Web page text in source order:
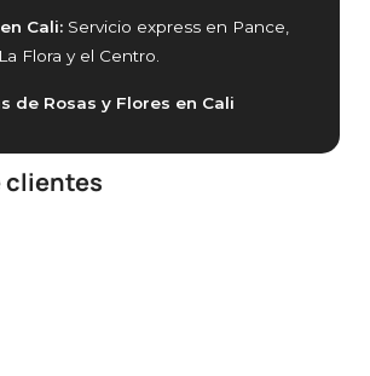
Cali: Servicio express en Pance,
Flora y el Centro.
de Rosas y Flores en Cali
clientes